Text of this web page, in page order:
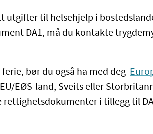
utgifter til helsehjelp i
DA1, må du kontakte
ferie, bør du også ha med deg
EØS-land, Sveits eller
rettighetsdokumenter i tillegg til